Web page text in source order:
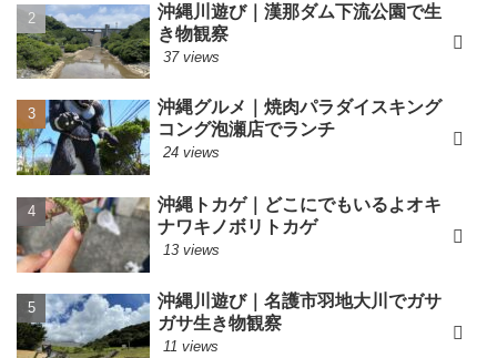
沖縄川遊び｜漢那ダム下流公園で生
き物観察
37 views
沖縄グルメ｜焼肉パラダイスキング
コング泡瀬店でランチ
24 views
沖縄トカゲ｜どこにでもいるよオキ
ナワキノボリトカゲ
13 views
沖縄川遊び｜名護市羽地大川でガサ
ガサ生き物観察
11 views